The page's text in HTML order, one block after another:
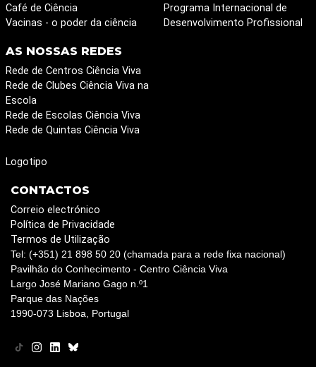
Café de Ciência
Vacinas - o poder da ciência
Programa Internacional de
Desenvolvimento Profissional
AS NOSSAS REDES
Rede de Centros Ciência Viva
Rede de Clubes Ciência Viva na
Escola
Rede de Escolas Ciência Viva
Rede de Quintas Ciência Viva
Logotipo
CONTACTOS
Correio electrónico
Política de Privacidade
Termos de Utilização
Tel: (+351) 21 898 50 20 (chamada para a rede fixa nacional)
Pavilhão do Conhecimento - Centro Ciência Viva
Largo José Mariano Gago n.º1
Parque das Nações
1990-073 Lisboa, Portugal